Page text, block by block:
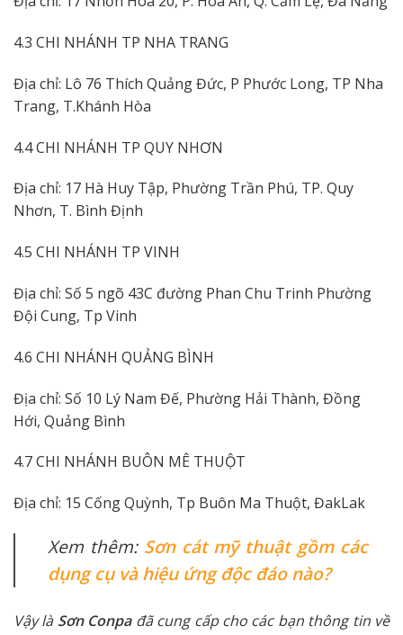
4.3 CHI NHÁNH TP NHA TRANG
Địa chỉ: Lô 76 Thích Quảng Đức, P Phước Long, TP Nha
Trang, T.Khánh Hòa
4.4 CHI NHÁNH TP QUY NHƠN
Địa chỉ: 17 Hà Huy Tập, Phường Trần Phú, TP. Quy
Nhơn, T. Bình Định
4.5 CHI NHÁNH TP VINH
Địa chỉ: Số 5 ngõ 43C đường Phan Chu Trinh Phường
Đội Cung, Tp Vinh
4.6 CHI NHÁNH QUẢNG BÌNH
Địa chỉ: Số 10 Lý Nam Đế, Phường Hải Thành, Đồng
Hới, Quảng Bình
4.7 CHI NHÁNH BUÔN MÊ THUỘT
Địa chỉ: 15 Cống Quỳnh, Tp Buôn Ma Thuột, ĐakLak
Xem thêm: Sơn cát mỹ thuật gồm các
dụng cụ và hiệu ứng độc đáo nào?
Vậy là Sơn Conpađã cung cấp cho các bạn thông tin về